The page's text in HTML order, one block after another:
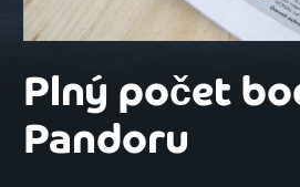
Plný počet
Pandoru